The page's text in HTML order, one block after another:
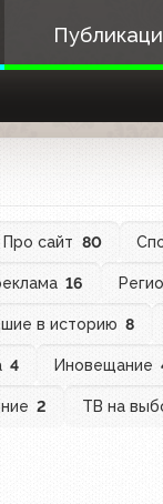
Про сайт 80
16
в историю 8
4 Иновещание
2 ТВ на